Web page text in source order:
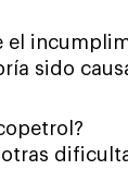
el
sido